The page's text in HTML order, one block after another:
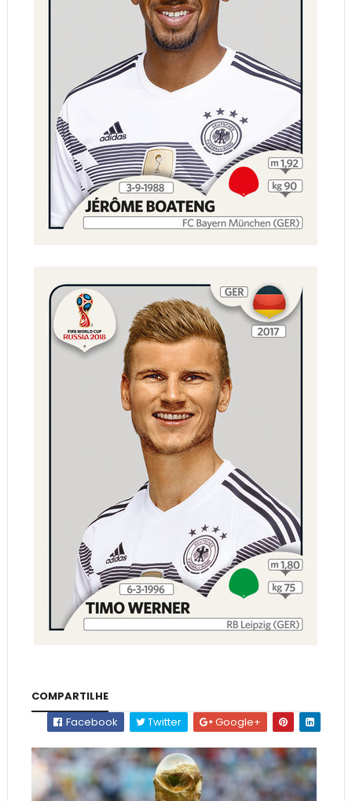
COMPARTILHE
Facebook
Twitter Google+